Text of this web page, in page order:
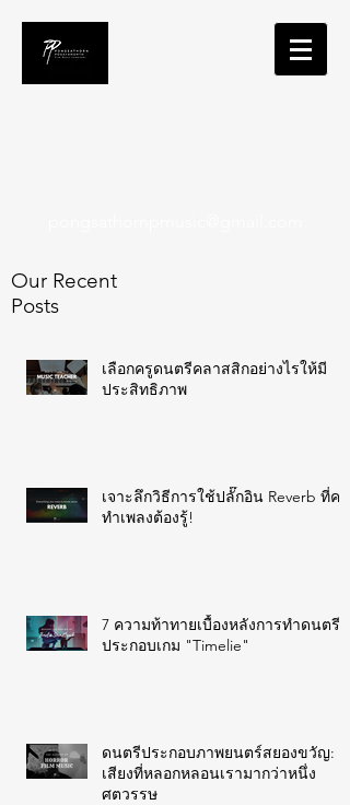
Our Recent
Posts
เลือกครูดนตรีคลาสสิกอย่างไรให้มี
ประสิทธิภาพ
เจาะลึกวิธีการใช้ปลั๊กอิน Reverb ที่คน
ทำเพลงต้องรู้!
7 ความท้าทายเบื้องหลังการทำดนตรี
ประกอบเกม "Timelie"
ดนตรีประกอบภาพยนตร์สยองขวัญ:
เสียงที่หลอกหลอนเรามากว่าหนึ่ง
ศตวรรษ